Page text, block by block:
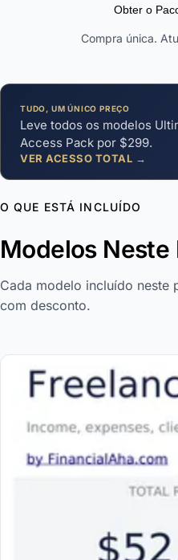
Obter o
Compra única.
TUDO, UM ÚNICO PREÇO
Leve todos os modelos
Access Pack por $299.
VER ACESSO TOTAL →
O QUE ESTÁ INCLUÍDO
Modelos Neste
Cada modelo incluído neste
com desconto.